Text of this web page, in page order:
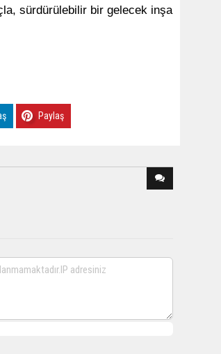
sürdürülebilir bir gelecek inşa
Paylaş